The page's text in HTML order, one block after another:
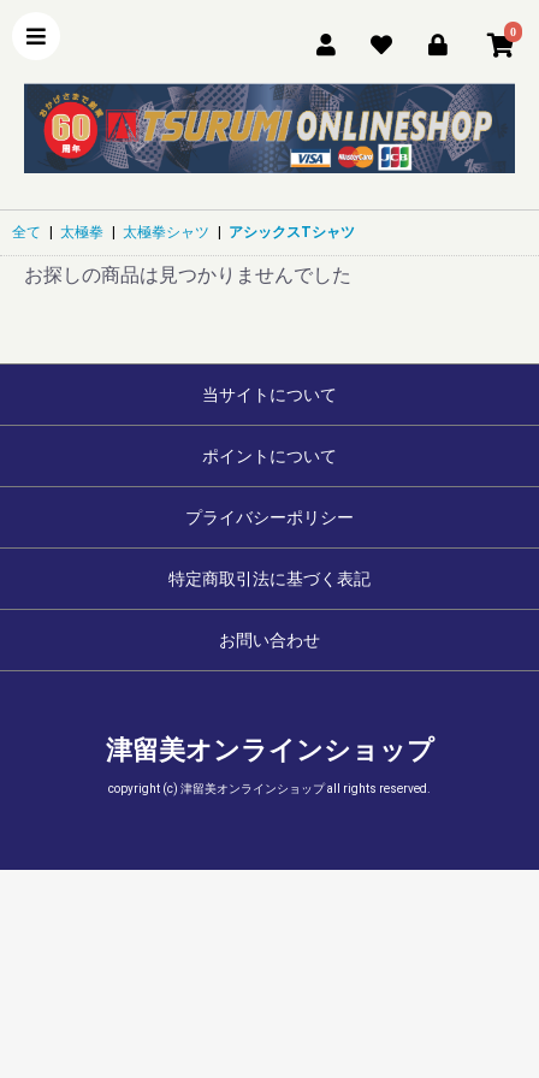
0
全て | 太極拳 | 太極拳シャツ | アシックスTシャツ
お探しの商品は見つかりませんでした
当サイトについて
ポイントについて
プライバシーポリシー
特定商取引法に基づく表記
お問い合わせ
津留美オンラインショップ
copyright (c) 津留美オンラインショップ all rights reserved.